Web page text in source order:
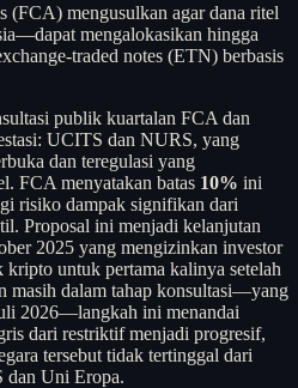
(FCA) mengusulkan agar dana ritel
mengalokasikan hingga
traded notes (ETN) berbasis
publik kuartalan FCA dan
UCITS dan NURS, yang
dan teregulasi yang
FCA menyatakan batas 10% ini
risiko dampak signifikan dari
Proposal ini menjadi kelanjutan
2025 yang mengizinkan investor
untuk pertama kalinya setelah
masih dalam tahap konsultasi—yang
2026—langkah ini menandai
dari restriktif menjadi progresif,
tersebut tidak tertinggal dari
dan Uni Eropa.